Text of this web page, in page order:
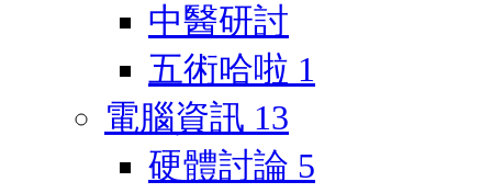
中醫研討
五術哈啦 1
電腦資訊 13
硬體討論 5